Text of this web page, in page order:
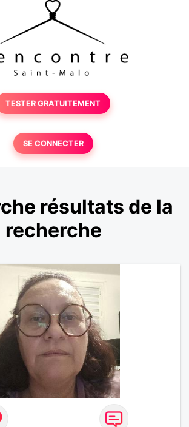
TESTER GRATUITEMENT
SE CONNECTER
résultats de la
recherche